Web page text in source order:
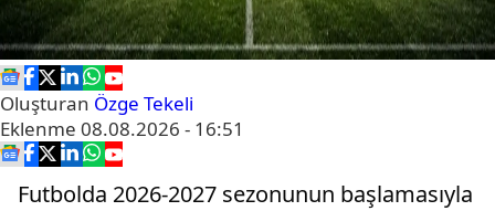
Oluşturan Özge Tekeli
Eklenme 08.08.2026 - 16:51
Futbolda 2026-2027 sezonunun başlamasıyla